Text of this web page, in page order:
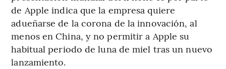
de Apple indica que la empresa quiere
adueñarse de la corona de la innovación, al
menos en China, y no permitir a Apple su
habitual periodo de luna de miel tras un nuevo
lanzamiento.